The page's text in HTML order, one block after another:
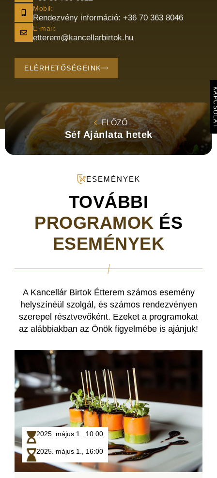
Mobil:
Rendezvény információ: +36 70 363 8046
E-mail:
etterem@kancellarbirtok.hu
ELÉRHETŐSÉGEINK
ELŐZŐ
Séf Ajánlata hetek
ESEMÉNYEK
TOVÁBBI
PROGRAMOK ÉS
ESEMÉNYEK
A Kancellár Birtok Étterem számos esemény
helyszínéül szolgál, és számos rendezvényen
szerepel résztvevőként. Ezeket a programokat
az alábbiakban az Önök figyelmébe is ajánjuk!
2025. május 1., 10:00
2025. május 1., 16:00